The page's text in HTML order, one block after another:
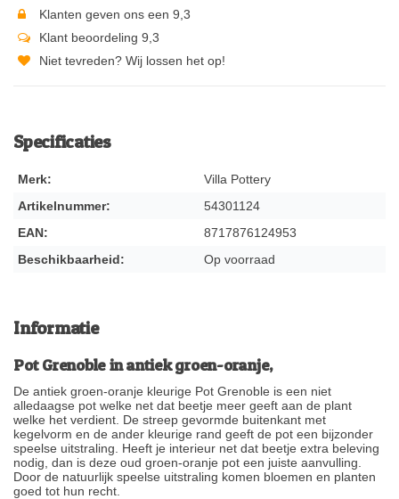
Klanten geven ons een 9,3
Klant beoordeling 9,3
Niet tevreden? Wij lossen het op!
Specificaties
Merk:
Villa Pottery
Artikelnummer:
54301124
EAN:
8717876124953
Beschikbaarheid:
Op voorraad
Informatie
Pot Grenoble in antiek groen-oranje,
De antiek groen-oranje kleurige Pot Grenoble is een niet
alledaagse pot welke net dat beetje meer geeft aan de plant
welke het verdient. De streep gevormde buitenkant met
kegelvorm en de ander kleurige rand geeft de pot een bijzonder
speelse uitstraling. Heeft je interieur net dat beetje extra beleving
nodig, dan is deze oud groen-oranje pot een juiste aanvulling.
Door de natuurlijk speelse uitstraling komen bloemen en planten
goed tot hun recht.